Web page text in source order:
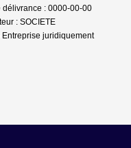
délivrance : 0000-00-00
: SOCIETE
Entreprise juridiquement